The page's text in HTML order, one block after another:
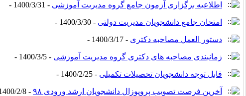
اطلاعیه برگزاری آزمون جامع گروه مدیریت آموزشی - 1400/3/31 -
امتحان جامع دانشجویان مدیریت دولتی - 1400/3/30 -
دستور العمل مصاحبه دکتری - 1400/3/17 -
زمانبندی مصاحبه های دکتری گروه مدیریت آموزشی - 1400/3/5 -
قابل توجه دانشجویان تحصیلات تکمیلی - 1400/2/25 -
آخرین فرصت تصویب پروپوزال دانشجویان ارشد ورودی ۹۸ - 1400/2/8 -